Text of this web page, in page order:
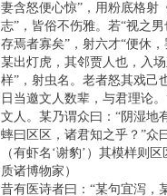
妻含怒便心惊”，用粉底格射
志”，皆俗不伤雅。若“视之
存焉者寡矣”，射六才“便休
某出灯虎，其邻贾人也，入
样”，射虫名。老者怒其戏己
日当邀文人数辈，与君理论
文人。某乃谓众曰：“阴湿地
蟀曰区区，诸君知之乎？”众
（有虾名‘谢豹’）其模样则
质诸博物家）
昔有医诗者曰：“某句宜泻，